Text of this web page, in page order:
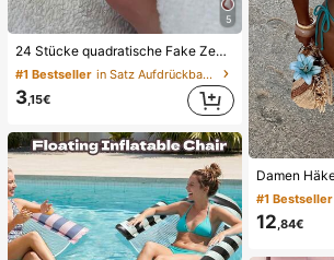
5
24 Stücke quadratische Fake Zehennägel Aufkleber für neue Nagelkunst! Modischer Retro-Nude-Weiß-Basis, Wolkenweiß-Trimm Französisch Fake Zehennagel Set, elegantes cremiges Französisch Fullcover Fake Zehennagel Set, entworfen für Frauen und Mädchen. Set beinhaltet 1 Klebeblatt und 1 Mini-Nagelfeile, Gelee-Gel, Zufallslieferung. Aufklebe-Nägel, Nagelkunst-Zubehör, Nagel-Produkte.
#1 Bestseller in Satz Aufdrückbare künstliche Nägel
3,15€
#1 Bestseller
12,84€